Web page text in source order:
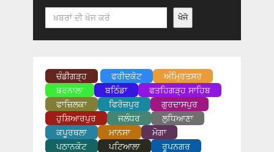
Search ਖੋਜੋ
ਚੰਡੀਗੜ੍ਹ ਫਰੀਦਕੋਟ
ਅੰਮ੍ਰਿਤਸਰ
ਬਰਨਾਲਾ
ਬਠਿੰਡਾ
ਫਤਹਿਗੜ੍ਹ ਸਾਹਿਬ
ਫਾਜ਼ਿਲਕਾ
ਫਿਰੋਜ਼ਪੁਰ
ਗੁਰਦਾਸਪੁਰ
ਹੁਸ਼ਿਆਰਪੁਰ
ਜਲੰਧਰ
ਲੁਧਿਆਣਾ
ਕਪੂਰਥਲਾ
ਮਾਨਸਾ
ਮੋਗਾ
ਪਠਾਨਕੋਟ
ਪਟਿਆਲਾ
ਰੂਪਨਗਰ